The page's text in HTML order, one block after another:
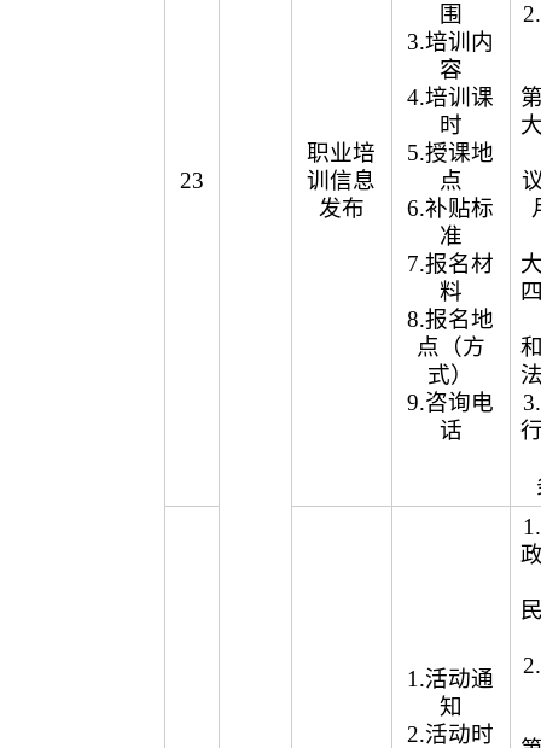
23
职业培
训信息
发布
围
3.培训内
容
4.培训课
时
5.授课地
点
6.补贴标
准
7.报名材
料
8.报名地
点（方
式）
9.咨询电
话
1.活动通
知
2.活动时